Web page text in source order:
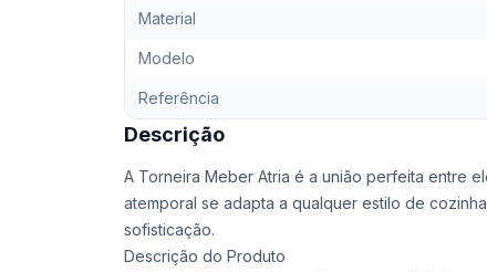
Material
Modelo
Referência
Descrição
A Torneira Meber Atria é a união perfeita entre
atemporal se adapta a qualquer estilo de
sofisticação.
Descrição do Produto